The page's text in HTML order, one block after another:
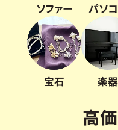
ソファー パソ
宝石 楽器
高